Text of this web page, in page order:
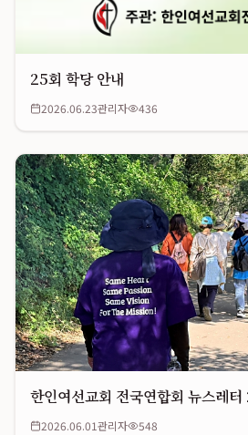
25회 학당 안내
2026.06.23관리자 436
한인여선교회 전국연합회 뉴스레
2026.06.01관리자 548